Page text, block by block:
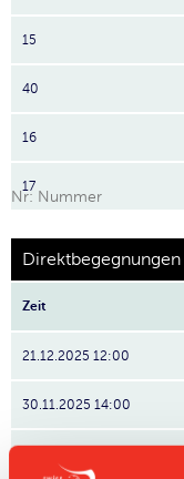
15
40
16
17
Nr: Nummer
Direktbegegnungen
Zeit
21.12.2025 12:00
30.11.2025 14:00